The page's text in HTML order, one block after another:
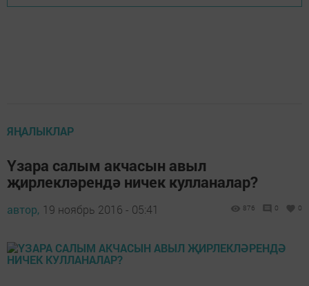
ЯҢАЛЫКЛАР
Үзара салым акчасын авыл
җирлекләрендә ничек кулланалар?
автор, 19 ноябрь 2016 - 05:41 876 0 0